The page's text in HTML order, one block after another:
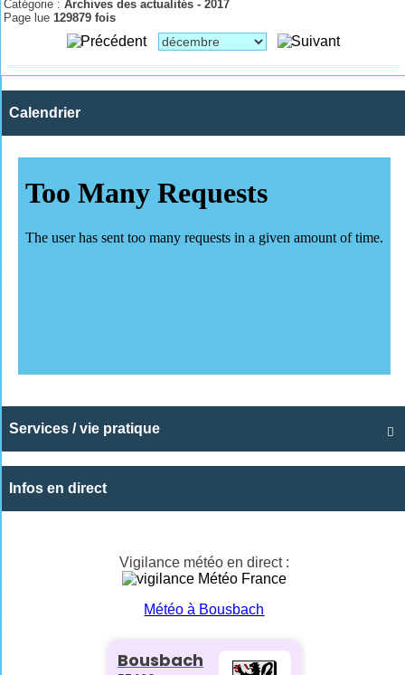
Catégorie :Archives des actualités - 2017
Page lue 129879 fois
Calendrier

Services / vie pratique
Infos en direct
Vigilance météo en direct :
Météo à Bousbach